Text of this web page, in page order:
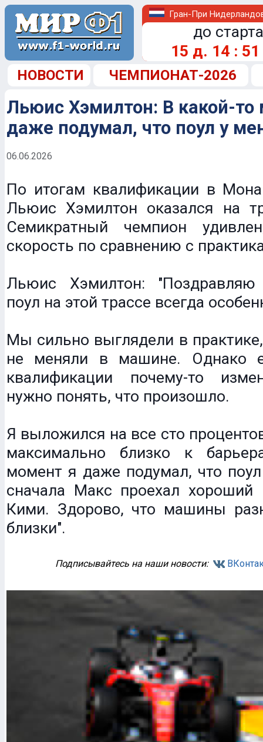
Гран-При
до
15 д. 14 : 51
НОВОСТИ ЧЕМПИОНАТ-2026
Льюис Хэмилтон: В какой-то
даже подумал, что поул у
06.06.2026
По итогам квалификации в
Льюис Хэмилтон оказался на
Семикратный чемпион
скорость по сравнению с
Льюис Хэмилтон:
поул на этой трассе всегда
Мы сильно выглядели в
не меняли в машине. Однако
квалификации почему-то
нужно понять, что произошло.
Я выложился на все сто
максимально близко к
момент я даже подумал, что
сначала Макс проехал хороший
Кими. Здорово, что машины
близки".
Подписывайтесь на наши новости: